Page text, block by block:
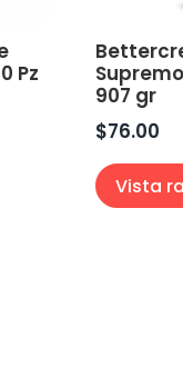
Pz
907 gr
$76.00
Vista